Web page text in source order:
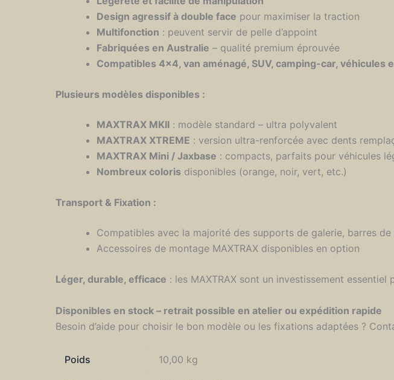
Design agressif à double face pour maximiser la traction
Multifonction : peuvent servir de pelle d’appoint
Fabriquées en Australie – qualité premium éprouvée
Compatibles 4×4, van aménagé, SUV, camping-car, véhicules
Plusieurs modèles disponibles :
MAXTRAX MKII : modèle standard – ultra polyvalent
MAXTRAX XTREME : version ultra-renforcée avec dents
MAXTRAX Mini / Jaxbase : compacts, parfaits pour véhicules
Nombreux coloris disponibles (orange, noir, vert, etc.)
Transport & Fixation :
Compatibles avec la majorité des supports de galerie, barres
Accessoires de montage MAXTRAX disponibles en option
Léger, durable, efficace : les MAXTRAX sont un investissement
Disponibles en stock – retrait possible en atelier ou expédition rapide
Besoin d’aide pour choisir le bon modèle ou les fixations adaptées ?
Poids 10,00 kg